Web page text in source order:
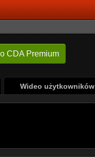
Wideo użytkowników